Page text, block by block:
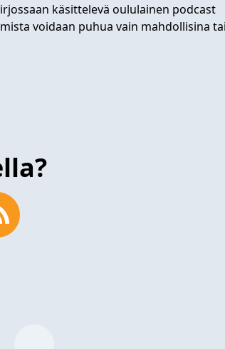
käsittelevä oululainen podcast
voidaan puhua vain mahdollisina tai